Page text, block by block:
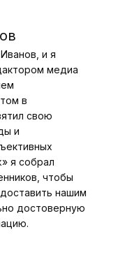
и я
медиа
в
свою
и
я собрал
чтобы
нашим
достоверную